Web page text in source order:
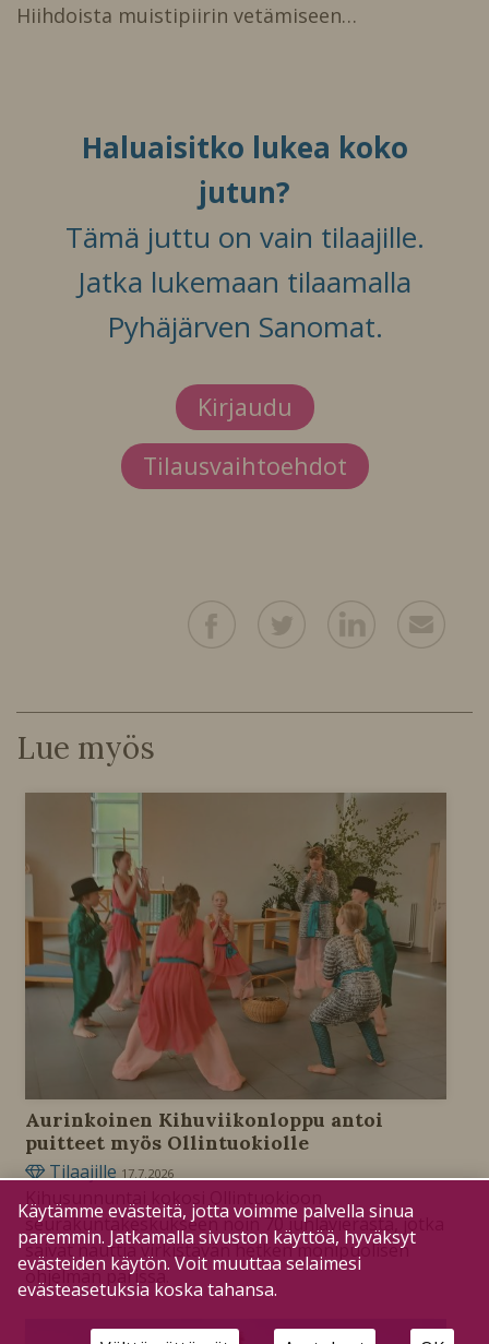
Hiihdoista muistipiirin vetämiseen…
Haluaisitko lukea koko
jutun?
Tämä juttu on vain tilaajille.
Jatka lukemaan tilaamalla
Pyhäjärven Sanomat.
Kirjaudu
Tilausvaihtoehdot
Lue myös
Aurinkoinen Kihuviikonloppu antoi
puitteet myös Ollintuokiolle
Tilaajille 17.7.2026
seurakuntakeskukseen noin 70 juhlavierasta, jotka
saivat nauttia virkistävän hetken monipuolisen
ohjelman parissa.
Käytämme evästeitä, jotta voimme palvella sinua
paremmin. Jatkamalla sivuston käyttöä, hyväksyt
evästeiden käytön. Voit muuttaa selaimesi
evästeasetuksia koska tahansa.